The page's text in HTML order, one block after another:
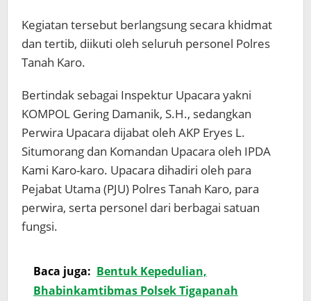
Kegiatan tersebut berlangsung secara khidmat
dan tertib, diikuti oleh seluruh personel Polres
Tanah Karo.
Bertindak sebagai Inspektur Upacara yakni
KOMPOL Gering Damanik, S.H., sedangkan
Perwira Upacara dijabat oleh AKP Eryes L.
Situmorang dan Komandan Upacara oleh IPDA
Kami Karo-karo. Upacara dihadiri oleh para
Pejabat Utama (PJU) Polres Tanah Karo, para
perwira, serta personel dari berbagai satuan
fungsi.
Baca juga: Bentuk Kepedulian,
Bhabinkamtibmas Polsek Tigapanah